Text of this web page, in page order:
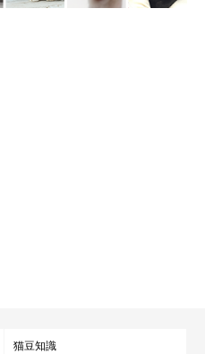
猫豆知識